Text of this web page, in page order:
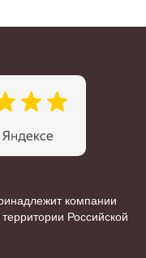
компании
Российской